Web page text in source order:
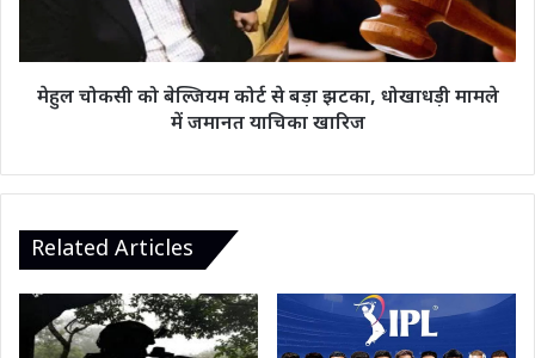
धोखाधड़ी
मामले
मेहुल चोकसी को बेल्जियम कोर्ट से बड़ा झटका, धोखाधड़ी मामले
में जमानत याचिका खारिज
Related Articles